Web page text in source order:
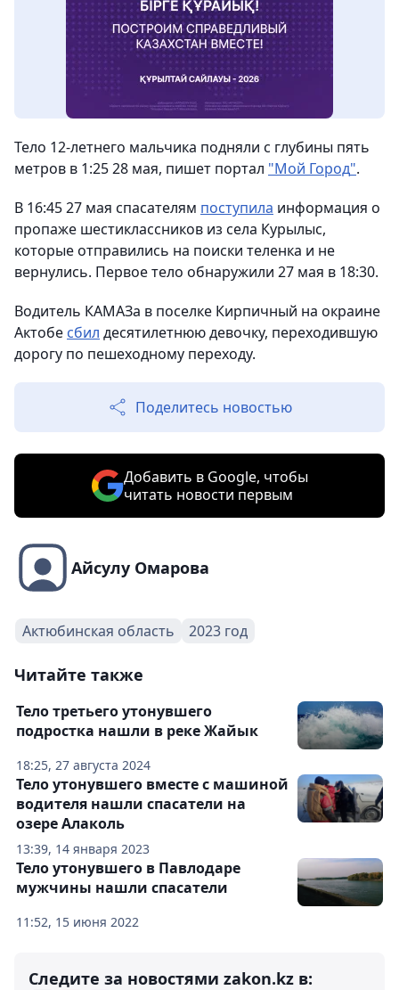
Тело 12-летнего мальчика подняли с глубины пять
метров в 1:25 28 мая, пишет портал "Мой Город".
В 16:45 27 мая спасателям поступила информация о
пропаже шестиклассников из села Курылыс,
которые отправились на поиски теленка и не
вернулись. Первое тело обнаружили 27 мая в 18:30.
Водитель КАМАЗа в поселке Кирпичный на окраине
Актобе сбил десятилетнюю девочку, переходившую
дорогу по пешеходному переходу.
Поделитесь новостью
Добавить в Google, чтобы
читать новости первым
Айсулу Омарова
Актюбинская область 2023 год
Читайте также
18:25, 27 августа 2024
Тело третьего утонувшего
подростка нашли в реке Жайык
13:39, 14 января 2023
Тело утонувшего вместе с машиной
водителя нашли спасатели на
озере Алаколь
11:52, 15 июня 2022
Тело утонувшего в Павлодаре
мужчины нашли спасатели
Следите за новостями zakon.kz в: